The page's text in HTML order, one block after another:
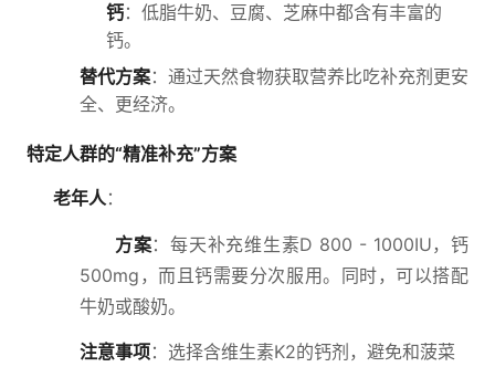
钙：低脂牛奶、豆腐、芝麻中都含有丰富的
钙。
替代方案：通过天然食物获取营养比吃补充剂更安
全、更经济。
特定人群的“精准补充”方案
老年人：
方案：每天补充维生素D 800 - 1000IU，钙
500mg，而且钙需要分次服用。同时，可以搭配
牛奶或酸奶。
注意事项：选择含维生素K2的钙剂，避免和菠菜